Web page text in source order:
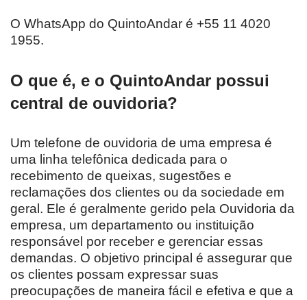
O WhatsApp do QuintoAndar é +55 11 4020
1955.
O que é, e o QuintoAndar possui
central de ouvidoria?
Um telefone de ouvidoria de uma empresa é
uma linha telefônica dedicada para o
recebimento de queixas, sugestões e
reclamações dos clientes ou da sociedade em
geral. Ele é geralmente gerido pela Ouvidoria da
empresa, um departamento ou instituição
responsável por receber e gerenciar essas
demandas. O objetivo principal é assegurar que
os clientes possam expressar suas
preocupações de maneira fácil e efetiva e que a